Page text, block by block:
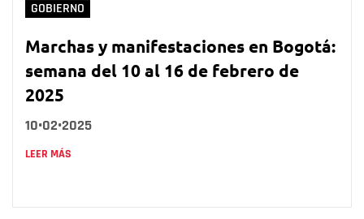
GOBIERNO
Marchas y manifestaciones en Bogotá:
semana del 10 al 16 de febrero de
2025
10•02•2025
LEER MÁS